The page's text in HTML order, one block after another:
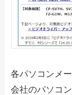
各パソコンメ
会社のパソコ